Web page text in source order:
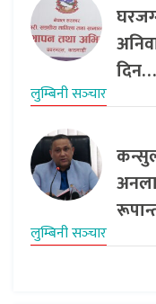
दिन…
लुम्बिनी सञ्‍चार
लुम्बिनी सञ्‍चार